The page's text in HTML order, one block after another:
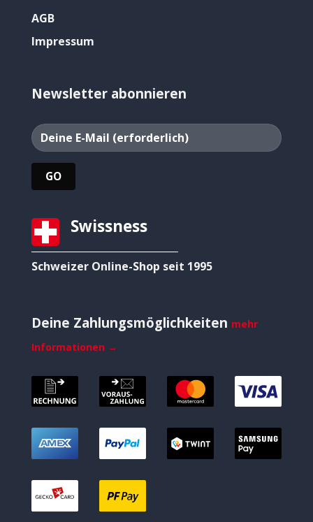
AGB
Impressum
Newsletter abonnieren
Swissness
Schweizer Online-Shop seit 1995
Deine Zahlungsmöglichkeiten mehr
Informationen →